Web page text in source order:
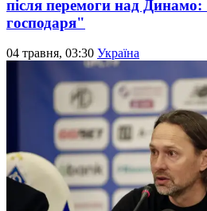
після перемоги над
господаря"
04 травня, 03:30 Україна